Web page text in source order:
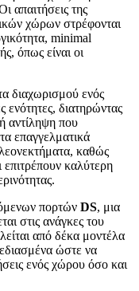
απαιτήσεις της
χώρων στρέφονται
minimal
όπως είναι οι
διαχωρισμού ενός
ενότητες, διατηρώντας
αντίληψη που
επαγγελματικά
καθώς
καλύτερη
πορτών DS, μια
στις ανάγκες του
από δέκα μοντέλα
ώστε να
ενός χώρου όσο και